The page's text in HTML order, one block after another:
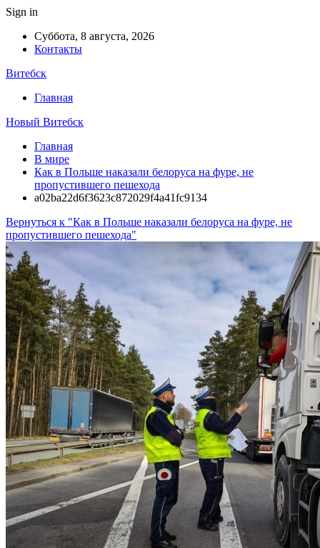
Sign in
Суббота, 8 августа, 2026
Контакты
Витебск
Главная
Новый Витебск
Главная
В мире
Как в Польше наказали белоруса на фуре, не
пропустившего пешехода
a02ba22d6f3623c872029f4a41fc9134
Вернуться к "Как в Польше наказали белоруса на фуре, не
пропустившего пешехода"